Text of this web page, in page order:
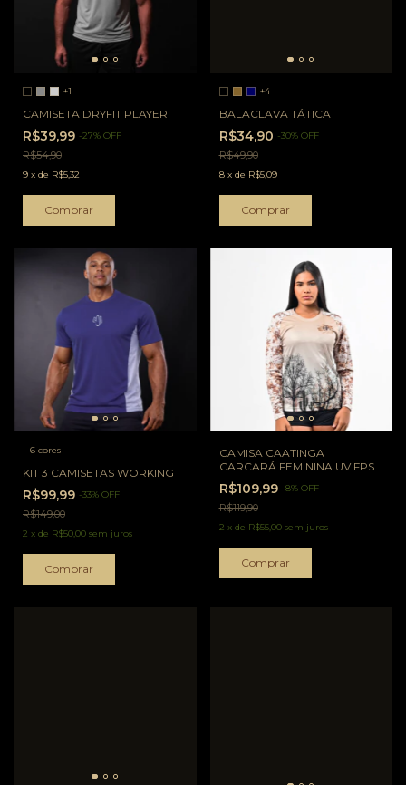
+1
CAMISETA DRYFIT PLAYER
R$39,99 -27% OFF
R$54,90
9 x de R$5,32
Comprar
+4
BALACLAVA TÁTICA
R$34,90 -30% OFF
R$49,90
8 x de R$5,09
Comprar
6 cores
KIT 3 CAMISETAS WORKING
R$99,99 -33% OFF
R$149,00
2 x de R$50,00 sem juros
Comprar
CAMISA CAATINGA
CARCARÁ FEMININA UV FPS
R$109,99 -8% OFF
R$119,90
2 x de R$55,00 sem juros
Comprar